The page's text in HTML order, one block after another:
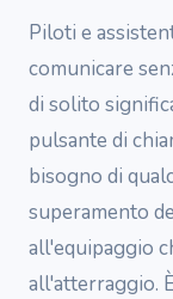
Piloti e
comunicare
di solito
pulsante di
bisogno di
superamento
all'equipaggio
all'atterraggio.